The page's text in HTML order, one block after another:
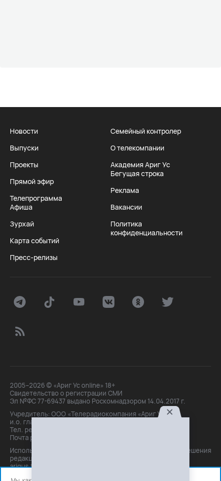
Новости
Выпуски
Проекты
Прямой эфир
Телепрограмма
Афиша
Зурхай
Карта событий
Пресс-релизы
Семейный контролер
О телекомпании
Академия Ариг Ус
Бегущая строка
Реклама
Вакансии
Политика
конфиденциальности
2005–2026 © «Ариг Ус online» 18+
Свидетельство о регистрации СМИ
Эл №ФС 77-69437 выдано Роскомнадзором 14.04.2017 г.
Учредитель: ООО «Телерадиокомпания «Ариг Ус»,
и.о. главного редактора: Маханова О.Б.
Тел. peдakции: +7(3012)21-30-14,
Почта peдakции: editor@arigus.tv
Использование материалов только с письменного разрешения
редакции. При цитировании прямая активная ссылка на
arigus.tv обязательна.